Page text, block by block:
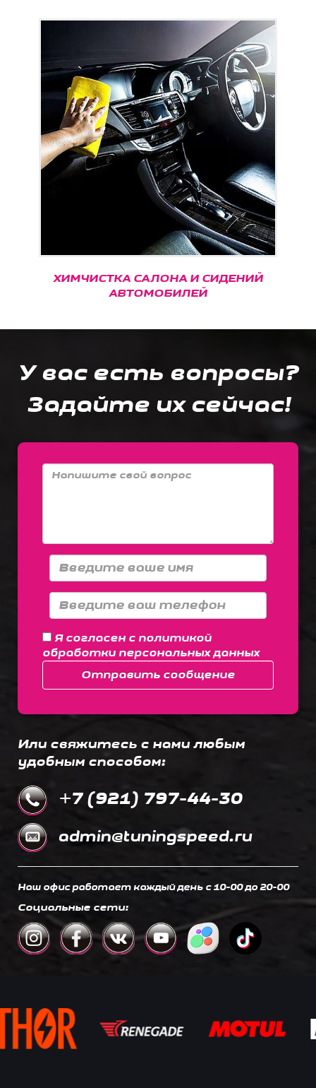
ХИМЧИСТКА САЛОНА И СИДЕНИЙ
АВТОМОБИЛЕЙ
У вас есть вопросы?
Задайте их сейчас!
Я согласен с политикой
обработки персональных данных
Отправить сообщение
Или свяжитесь с нами любым
удобным способом:
+7 (921) 797-44-30
admin@tuningspeed.ru
Наш офис работает каждый день c 10-00 до 20-00
Социальные сети: